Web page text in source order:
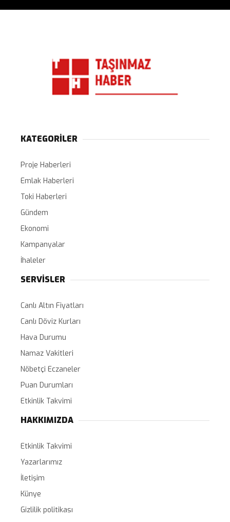
KATEGORİLER
Proje Haberleri
Emlak Haberleri
Toki Haberleri
Gündem
Ekonomi
Kampanyalar
İhaleler
SERVİSLER
Canlı Altın Fiyatları
Canlı Döviz Kurları
Hava Durumu
Namaz Vakitleri
Nöbetçi Eczaneler
Puan Durumları
Etkinlik Takvimi
HAKKIMIZDA
Etkinlik Takvimi
Yazarlarımız
İletişim
Künye
Gizlilik politikası